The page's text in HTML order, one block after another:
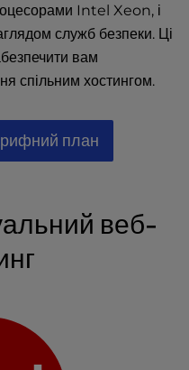
Intel Xeon, і
служб безпеки. Ці
вам
спільним хостингом.
план
веб-